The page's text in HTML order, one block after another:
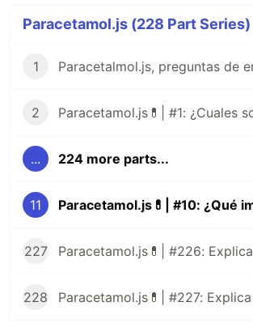
Paracetamol.js (228 Part Series)
1
2
... 224 more parts...
11
227
228